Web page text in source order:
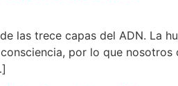
las trece capas del ADN. La
por lo que